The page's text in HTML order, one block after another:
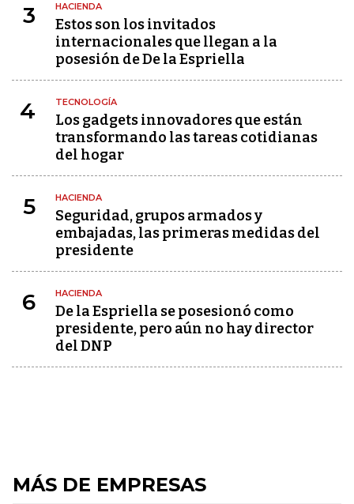
3 HACIENDA
Estos son los invitados
internacionales que llegan a la
posesión de De la Espriella
4 TECNOLOGÍA
Los gadgets innovadores que están
transformando las tareas cotidianas
del hogar
5 HACIENDA
Seguridad, grupos armados y
embajadas, las primeras medidas del
presidente
6 HACIENDA
De la Espriella se posesionó como
presidente, pero aún no hay director
del DNP
MÁS DE EMPRESAS